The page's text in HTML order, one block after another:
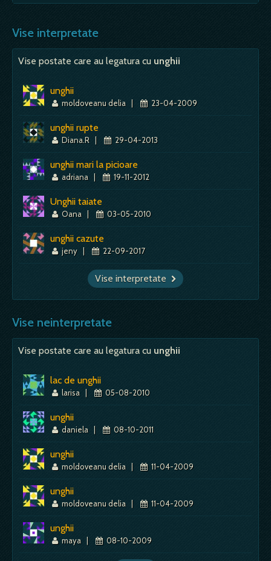
Mai mult despre acest simbol:
care va vizualizati sotul in vis: fie este vorba
de o figura simbolica…
Mai mult despre acest simbol: Dictionar de vise ~ Sot sau Sotie
Vise interpretate
Vise postate care au legatura cu unghii
unghii
moldoveanu delia | 23-04-2009
unghii rupte
Diana.R | 29-04-2013
unghii mari la picioare
adriana | 19-11-2012
Unghii taiate
Oana | 03-05-2010
unghii cazute
jeny | 22-09-2017
Vise interpretate
Vise neinterpretate
Vise postate care au legatura cu unghii
lac de unghii
larisa | 05-08-2010
unghii
daniela | 08-10-2011
unghii
moldoveanu delia | 11-04-2009
unghii
moldoveanu delia | 11-04-2009
unghii
maya | 08-10-2009